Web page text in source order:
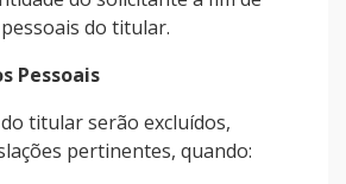
do titular.
Pessoais
titular serão excluídos,
pertinentes, quando: